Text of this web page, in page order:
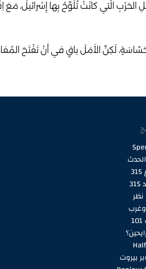
الَّتي كانَتْ تُلَوِّحُ بِها إِسْرائيلُ، مَعَ
لَكِنَّ الأَمَلَ باقٍ في أَنْ تَفْتَحَ
بيروت